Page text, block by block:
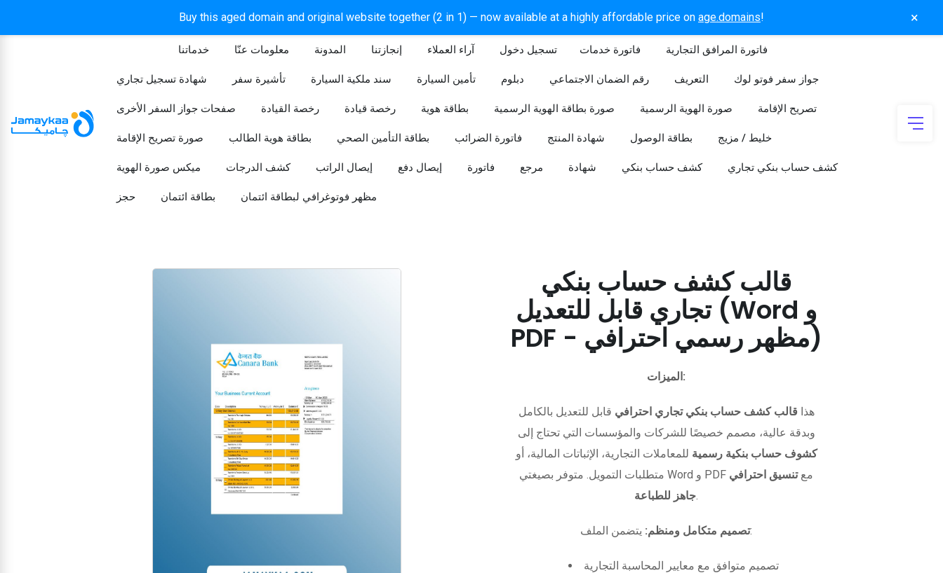
Buy this aged domain and original website together (2 in 1) — now available at a highly affordable price on age.domains! ×
خدماتنا معلومات عنّا المدونة إنجازتنا آراء العملاء تسجيل دخول​ فاتورة خدمات فاتورة المرافق التجارية
شهادة تسجيل تجاري تأشيرة سفر سند ملكية السيارة تأمين السيارة دبلوم رقم الضمان الاجتماعي التعريف جواز سفر فوتو لوك
صفحات جواز السفر الأخرى رخصة القيادة رخصة قيادة بطاقة هوية صورة بطاقة الهوية الرسمية صورة الهوية الرسمية تصريح الإقامة
صورة تصريح الإقامة بطاقة هوية الطالب بطاقة التأمين الصحي فاتورة الضرائب شهادة المنتج بطاقة الوصول خليط / مزيج
ميكس صورة الهوية كشف الدرجات إيصال الراتب إيصال دفع فاتورة مرجع شهادة كشف حساب بنكي كشف حساب بنكي تجاري
حجز بطاقة ائتمان مظهر فوتوغرافي لبطاقة ائتمان
قالب كشف حساب بنكي
تجاري قابل للتعديل (Word و
PDF - مظهر رسمي احترافي)
الميزات:
هذا قالب كشف حساب بنكي تجاري احترافي قابل للتعديل بالكامل
وبدقة عالية، مصمم خصيصًا للشركات والمؤسسات التي تحتاج إلى
كشوف حساب بنكية رسمية للمعاملات التجارية، الإثباتات المالية، أو
متطلبات التمويل. متوفر بصيغتي Word و PDF معتنسيق احترافي
جاهز للطباعة.
تصميم متكامل ومنظم:يتضمن الملف:
تصميم متوافق مع معايير المحاسبة التجارية